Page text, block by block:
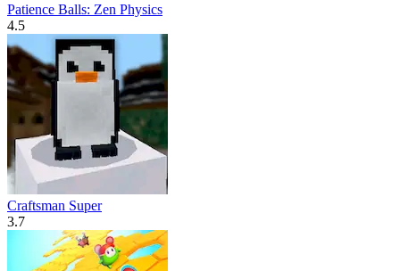
Patience Balls: Zen Physics
4.5
Craftsman Super
3.7